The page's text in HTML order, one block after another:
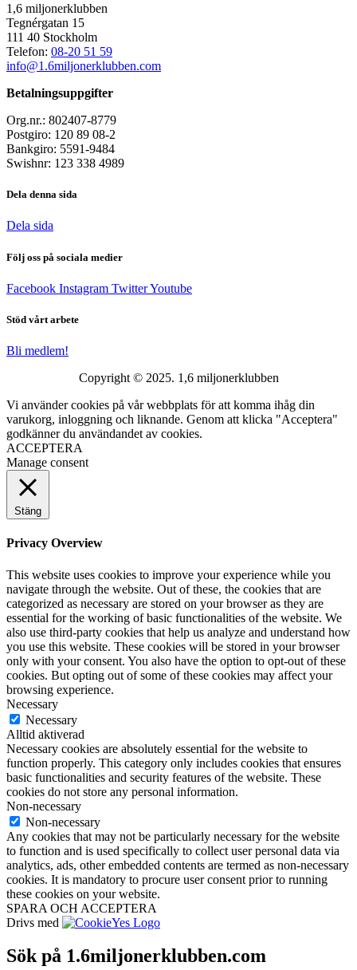
1,6 miljonerklubben
Tegnérgatan 15
111 40 Stockholm
Telefon: 08-20 51 59
info@1.6miljonerklubben.com
Betalningsuppgifter
Org.nr.: 802407-8779
Postgiro: 120 89 08-2
Bankgiro: 5591-9484
Swishnr: 123 338 4989
Dela denna sida
Dela sida
Följ oss på sociala medier
Facebook Instagram TwitterYoutube
Stöd vårt arbete
Bli medlem!
Copyright © 2025. 1,6 miljonerklubben
Vi använder cookies på vår webbplats för att komma ihåg din
varukorg, inloggning och liknande. Genom att klicka "Acceptera"
godkänner du användandet av cookies.
ACCEPTERA
Manage consent
Stäng
Privacy Overview
This website uses cookies to improve your experience while you
navigate through the website. Out of these, the cookies that are
categorized as necessary are stored on your browser as they are
essential for the working of basic functionalities of the website. We
also use third-party cookies that help us analyze and understand how
you use this website. These cookies will be stored in your browser
only with your consent. You also have the option to opt-out of these
cookies. But opting out of some of these cookies may affect your
browsing experience.
Necessary
Necessary
Alltid aktiverad
Necessary cookies are absolutely essential for the website to
function properly. This category only includes cookies that ensures
basic functionalities and security features of the website. These
cookies do not store any personal information.
Non-necessary
Non-necessary
Any cookies that may not be particularly necessary for the website
to function and is used specifically to collect user personal data via
analytics, ads, other embedded contents are termed as non-necessary
cookies. It is mandatory to procure user consent prior to running
these cookies on your website.
SPARA OCH ACCEPTERA
Drivs med
Sök på 1.6miljonerklubben.com